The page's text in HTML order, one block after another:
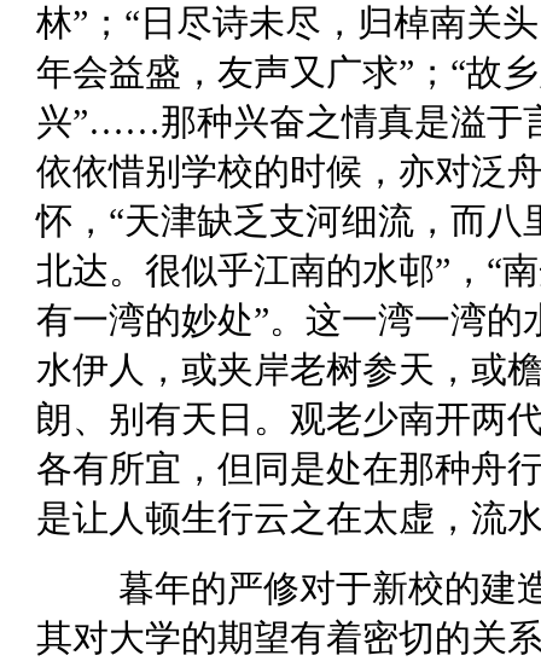
林”；“日尽诗未尽，归棹南关
年会益盛，友声又广求”；“故
兴”……那种兴奋之情真是溢于
依依惜别学校的时候，亦对泛
怀，“天津缺乏支河细流，而
北达。很似乎江南的水邨”，“
有一湾的妙处”。这一湾一湾
水伊人，或夹岸老树参天，或
朗、别有天日。观老少南开两
各有所宜，但同是处在那种舟
是让人顿生行云之在太虚，流
暮年的严修对于新校的建
其对大学的期望有着密切的关